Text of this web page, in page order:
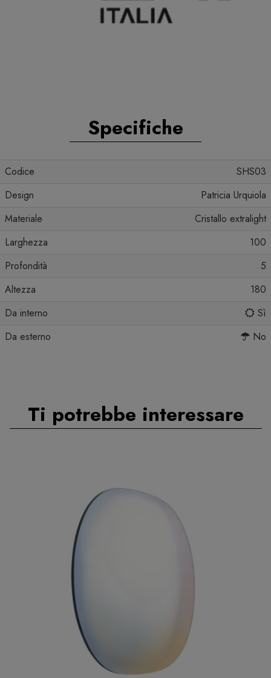
Specifiche
Codice
SHS03
Design
Patricia Urquiola
Materiale
Cristallo extralight
Larghezza
100
Profondità
5
Altezza
180
Da interno
Sì
Da esterno
No
Ti potrebbe interessare